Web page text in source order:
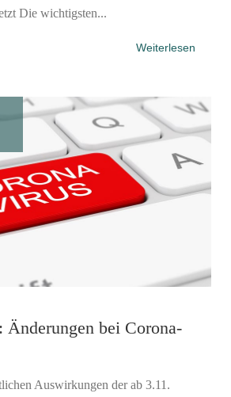
Die wichtigsten...
Weiterlesen
Änderungen bei Corona-
Auswirkungen der ab 3.11.